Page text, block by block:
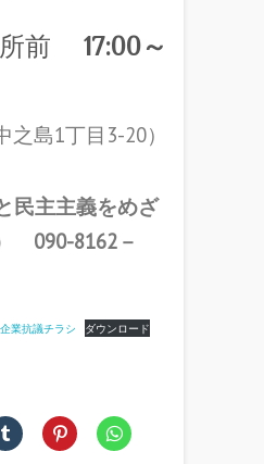
所前 17:00～
之島1丁目3-20）
民主主義をめざ
090-8162－
業抗議チラシ ダウンロード